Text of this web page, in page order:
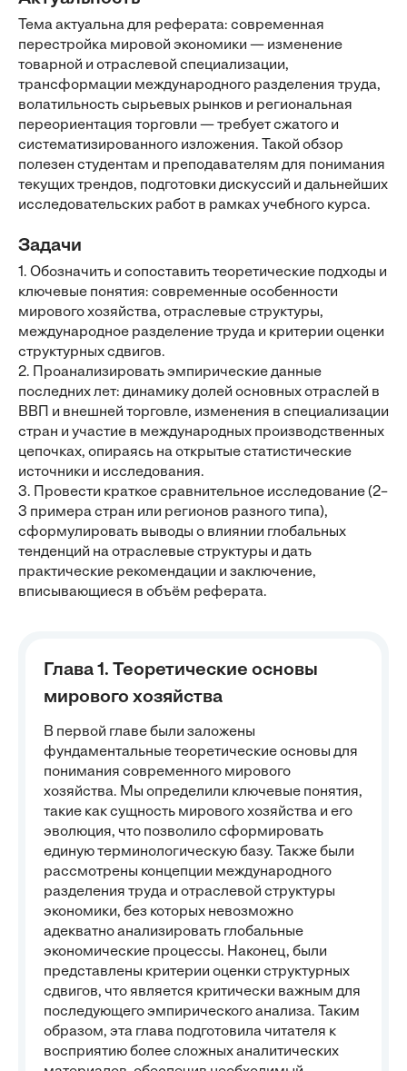
Тема актуальна для реферата: современная
перестройка мировой экономики — изменение
товарной и отраслевой специализации,
трансформации международного разделения труда,
волатильность сырьевых рынков и региональная
переориентация торговли — требует сжатого и
систематизированного изложения. Такой обзор
полезен студентам и преподавателям для понимания
текущих трендов, подготовки дискуссий и дальнейших
исследовательских работ в рамках учебного курса.
Задачи
1. Обозначить и сопоставить теоретические подходы и
ключевые понятия: современные особенности
мирового хозяйства, отраслевые структуры,
международное разделение труда и критерии оценки
структурных сдвигов.
2. Проанализировать эмпирические данные
последних лет: динамику долей основных отраслей в
ВВП и внешней торговле, изменения в специализации
стран и участие в международных производственных
цепочках, опираясь на открытые статистические
источники и исследования.
3. Провести краткое сравнительное исследование (2–
3 примера стран или регионов разного типа),
сформулировать выводы о влиянии глобальных
тенденций на отраслевые структуры и дать
практические рекомендации и заключение,
вписывающиеся в объём реферата.
Глава 1. Теоретические основы
мирового хозяйства
В первой главе были заложены
фундаментальные теоретические основы для
понимания современного мирового
хозяйства. Мы определили ключевые понятия,
такие как сущность мирового хозяйства и его
эволюция, что позволило сформировать
единую терминологическую базу. Также были
рассмотрены концепции международного
разделения труда и отраслевой структуры
экономики, без которых невозможно
адекватно анализировать глобальные
экономические процессы. Наконец, были
представлены критерии оценки структурных
сдвигов, что является критически важным для
последующего эмпирического анализа. Таким
образом, эта глава подготовила читателя к
восприятию более сложных аналитических